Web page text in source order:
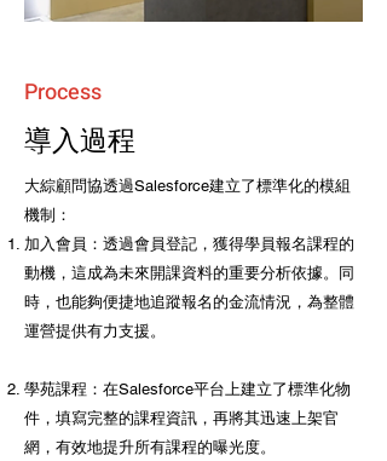
Process
導入過程
大綜顧問協透過Salesforce建立了標準化的模組
機制：
加入會員：透過會員登記，獲得學員報名課程的
動機，這成為未來開課資料的重要分析依據。同
時，也能夠便捷地追蹤報名的金流情況，為整體
運營提供有力支援。
學苑課程：在Salesforce平台上建立了標準化物
件，填寫完整的課程資訊，再將其迅速上架官
網，有效地提升所有課程的曝光度。